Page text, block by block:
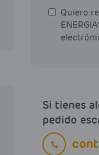
Quiero
Si tienes
pedido